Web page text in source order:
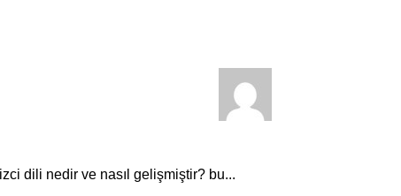
dili nedir ve nasıl gelişmiştir? bu...